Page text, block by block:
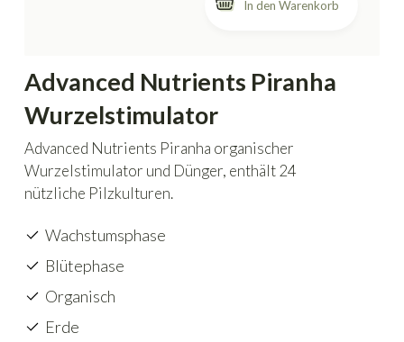
In den Warenkorb
Advanced Nutrients Piranha
Wurzelstimulator
Advanced Nutrients Piranha organischer
Wurzelstimulator und Dünger, enthält 24
nützliche Pilzkulturen.
Wachstumsphase
Blütephase
Organisch
Erde